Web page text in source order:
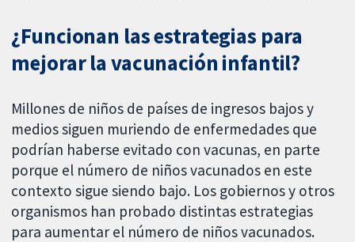
¿Funcionan las estrategias para
mejorar la vacunación infantil?
Millones de niños de países de ingresos bajos y
medios siguen muriendo de enfermedades que
podrían haberse evitado con vacunas, en parte
porque el número de niños vacunados en este
contexto sigue siendo bajo. Los gobiernos y otros
organismos han probado distintas estrategias
para aumentar el número de niños vacunados.